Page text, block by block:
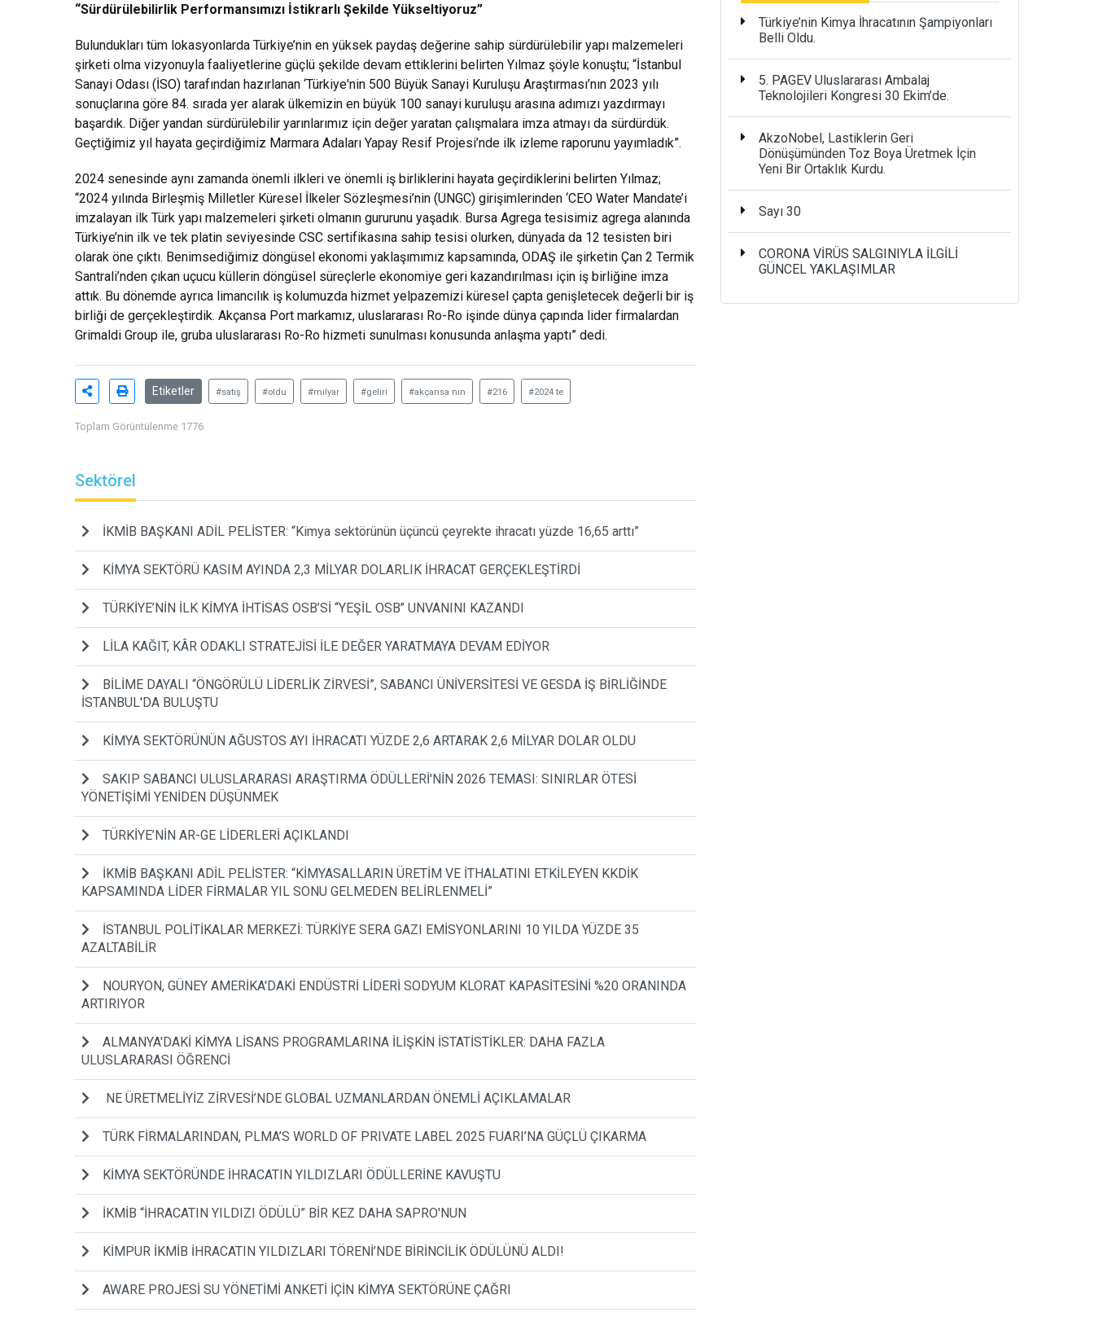
“Sürdürülebilirlik Performansımızı İstikrarlı Şekilde Yükseltiyoruz”
Bulundukları tüm lokasyonlarda Türkiye’nin en yüksek paydaş değerine sahip sürdürülebilir yapı malzemeleri
şirketi olma vizyonuyla faaliyetlerine güçlü şekilde devam ettiklerini belirten Yılmaz şöyle konuştu; “İstanbul
Sanayi Odası (İSO) tarafından hazırlanan ‘Türkiye'nin 500 Büyük Sanayi Kuruluşu Araştırması’nın 2023 yılı
sonuçlarına göre 84. sırada yer alarak ülkemizin en büyük 100 sanayi kuruluşu arasına adımızı yazdırmayı
başardık. Diğer yandan sürdürülebilir yarınlarımız için değer yaratan çalışmalara imza atmayı da sürdürdük.
Geçtiğimiz yıl hayata geçirdiğimiz Marmara Adaları Yapay Resif Projesi’nde ilk izleme raporunu yayımladık”.
2024 senesinde aynı zamanda önemli ilkleri ve önemli iş birliklerini hayata geçirdiklerini belirten Yılmaz;
“2024 yılında Birleşmiş Milletler Küresel İlkeler Sözleşmesi’nin (UNGC) girişimlerinden ‘CEO Water Mandate’i
imzalayan ilk Türk yapı malzemeleri şirketi olmanın gururunu yaşadık. Bursa Agrega tesisimiz agrega alanında
Türkiye’nin ilk ve tek platin seviyesinde CSC sertifikasına sahip tesisi olurken, dünyada da 12 tesisten biri
olarak öne çıktı. Benimsediğimiz döngüsel ekonomi yaklaşımımız kapsamında, ODAŞ ile şirketin Çan 2 Termik
Santrali’nden çıkan uçucu küllerin döngüsel süreçlerle ekonomiye geri kazandırılması için iş birliğine imza
attık. Bu dönemde ayrıca limancılık iş kolumuzda hizmet yelpazemizi küresel çapta genişletecek değerli bir iş
birliği de gerçekleştirdik. Akçansa Port markamız, uluslararası Ro-Ro işinde dünya çapında lider firmalardan
Grimaldi Group ile, gruba uluslararası Ro-Ro hizmeti sunulması konusunda anlaşma yaptı” dedi.
Etiketler #satış #oldu #milyar #geliri #akçansa nın #216 #2024 te
Toplam Görüntülenme 1776
Sektörel
İKMİB BAŞKANI ADİL PELİSTER: “Kimya sektörünün üçüncü çeyrekte ihracatı yüzde 16,65 arttı”
KİMYA SEKTÖRÜ KASIM AYINDA 2,3 MİLYAR DOLARLIK İHRACAT GERÇEKLEŞTİRDİ
TÜRKİYE’NİN İLK KİMYA İHTİSAS OSB’Sİ ‘‘YEŞİL OSB’’ UNVANINI KAZANDI
LİLA KAĞIT, KÂR ODAKLI STRATEJİSİ İLE DEĞER YARATMAYA DEVAM EDİYOR
BİLİME DAYALI “ÖNGÖRÜLÜ LİDERLİK ZİRVESİ”, SABANCI ÜNİVERSİTESİ VE GESDA İŞ BİRLİĞİNDE
İSTANBUL'DA BULUŞTU
KİMYA SEKTÖRÜNÜN AĞUSTOS AYI İHRACATI YÜZDE 2,6 ARTARAK 2,6 MİLYAR DOLAR OLDU
SAKIP SABANCI ULUSLARARASI ARAŞTIRMA ÖDÜLLERİ'NİN 2026 TEMASI: SINIRLAR ÖTESİ
YÖNETİŞİMİ YENİDEN DÜŞÜNMEK
TÜRKİYE’NİN AR-GE LİDERLERİ AÇIKLANDI
İKMİB BAŞKANI ADİL PELİSTER: “KİMYASALLARIN ÜRETİM VE İTHALATINI ETKİLEYEN KKDİK
KAPSAMINDA LİDER FİRMALAR YIL SONU GELMEDEN BELİRLENMELİ”
İSTANBUL POLİTİKALAR MERKEZİ: TÜRKİYE SERA GAZI EMİSYONLARINI 10 YILDA YÜZDE 35
AZALTABİLİR
NOURYON, GÜNEY AMERİKA'DAKİ ENDÜSTRİ LİDERİ SODYUM KLORAT KAPASİTESİNİ %20 ORANINDA
ARTIRIYOR
ALMANYA'DAKİ KİMYA LİSANS PROGRAMLARINA İLİŞKİN İSTATİSTİKLER: DAHA FAZLA
ULUSLARARASI ÖĞRENCİ
NE ÜRETMELİYİZ ZİRVESİ’NDE GLOBAL UZMANLARDAN ÖNEMLİ AÇIKLAMALAR
TÜRK FİRMALARINDAN, PLMA’S WORLD OF PRIVATE LABEL 2025 FUARI’NA GÜÇLÜ ÇIKARMA
KİMYA SEKTÖRÜNDE İHRACATIN YILDIZLARI ÖDÜLLERİNE KAVUŞTU
İKMİB “İHRACATIN YILDIZI ÖDÜLÜ” BİR KEZ DAHA SAPRO'NUN
KİMPUR İKMİB İHRACATIN YILDIZLARI TÖRENİ’NDE BİRİNCİLİK ÖDÜLÜNÜ ALDI!
AWARE PROJESİ SU YÖNETİMİ ANKETİ İÇİN KİMYA SEKTÖRÜNE ÇAĞRI
Türkiye’nin Kimya İhracatının Şampiyonları
Belli Oldu.
5. PAGEV Uluslararası Ambalaj
Teknolojileri Kongresi 30 Ekim’de.
AkzoNobel, Lastiklerin Geri
Dönüşümünden Toz Boya Üretmek İçin
Yeni Bir Ortaklık Kurdu.
Sayı 30
CORONA VİRÜS SALGINIYLA İLGİLİ
GÜNCEL YAKLAŞIMLAR